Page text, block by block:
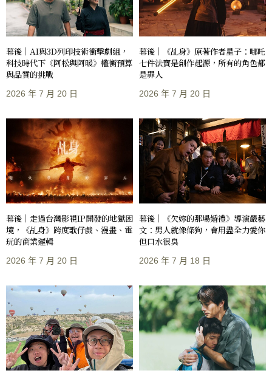
幕後｜AI與3D列印技術衝擊劇組，
科技時代下《阿松與阿暖》權衡預算
與品質的挑戰
2026 年 7 月 20 日
幕後｜《乩身》原著作者星子：哪吒
七件法寶是創作起源，所有的角色都
是罪人
2026 年 7 月 20 日
幕後｜走過台灣影視IP開發的地獄困
境，《乩身》跨度歌仔戲、漫畫、電
玩的商業邏輯
2026 年 7 月 20 日
幕後｜《欠妳的那場婚禮》導演嚴藝
文：男人就像條狗，會用盡全力愛你
但口水很臭
2026 年 7 月 18 日